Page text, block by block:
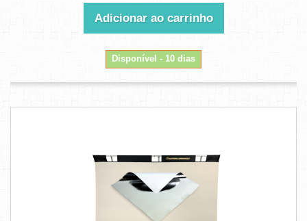
Adicionar ao carrinho
Disponível - 10 dias